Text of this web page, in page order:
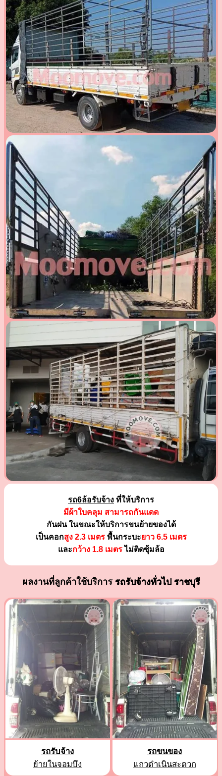
รถ6ล้อรับจ้าง ที่ให้บริการ
มีผ้าใบคลุม สามารถกันแดด
กันฝน ในขณะให้บริการขนย้ายของได้
เป็นคอกสูง 2.3 เมตรพื้นกระบะยาว 6.5 เมตร
และกว้าง 1.8 เมตรไม่ติดซุ้มล้อ
ผลงานที่ลูกค้าใช้บริการ รถรับจ้างทั่วไป ราชบุรี
รถรับจ้าง
ย้ายในจอมบึง
รถขนของ
แถวดำเนินสะดวก